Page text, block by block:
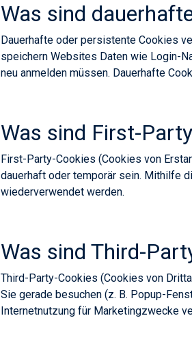
Was sind
Dauerhafte oder persistente Cookies
speichern Websites Daten wie Login-
neu anmelden müssen. Dauerhafte
Was sind First-
First-Party-Cookies (Cookies von
dauerhaft oder temporär sein. Mithilfe
wiederverwendet werden.
Was sind Third-
Third-Party-Cookies (Cookies von
Sie gerade besuchen (z. B. Popup-
Internetnutzung für Marketingzwecke